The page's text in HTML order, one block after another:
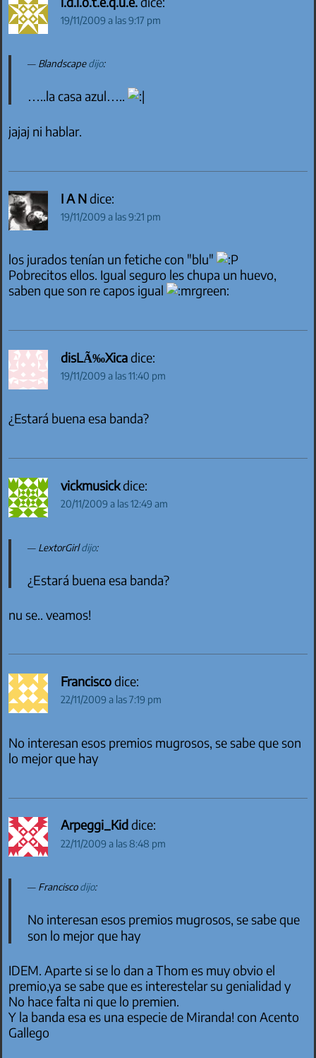
19/11/2009 a las 9:17 pm
Blandscapedijo:
…..la casa azul…..
jajaj ni hablar.
I A Ndice:
19/11/2009 a las 9:21 pm
los jurados tenían un fetiche con "blu"
Pobrecitos ellos. Igual seguro les chupa un huevo,
saben que son re capos igual
disLÃ‰Xicadice:
19/11/2009 a las 11:40 pm
¿Estará buena esa banda?
vickmusickdice:
20/11/2009 a las 12:49 am
LextorGirldijo:
¿Estará buena esa banda?
nu se.. veamos!
Franciscodice:
22/11/2009 a las 7:19 pm
No interesan esos premios mugrosos, se sabe que son
lo mejor que hay
Arpeggi_Kid dice:
22/11/2009 a las 8:48 pm
Franciscodijo:
No interesan esos premios mugrosos, se sabe que
son lo mejor que hay
IDEM. Aparte si se lo dan a Thom es muy obvio el
premio,ya se sabe que es interestelar su genialidad y
No hace falta ni que lo premien.
Y la banda esa es una especie de Miranda! con Acento
Gallego